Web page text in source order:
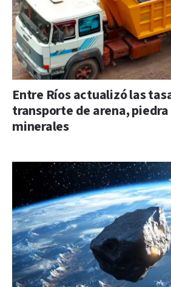
Entre Ríos actualizó las
transporte de arena,
minerales